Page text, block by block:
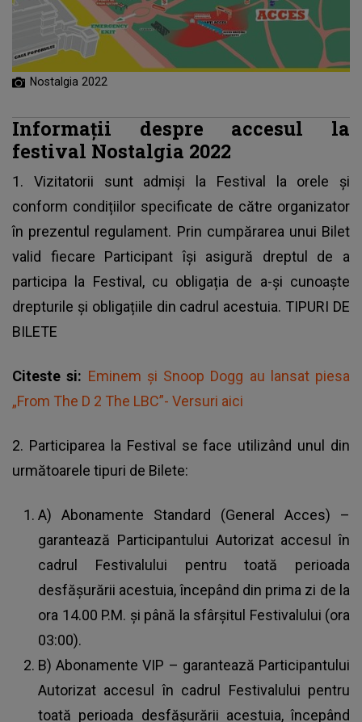
Nostalgia 2022
Informații despre accesul la
festival Nostalgia 2022
1. Vizitatorii sunt admiși la Festival la orele și
conform condițiilor specificate de către organizator
în prezentul regulament. Prin cumpărarea unui Bilet
valid fiecare Participant își asigură dreptul de a
participa la Festival, cu obligația de a-și cunoaște
drepturile și obligațiile din cadrul acestuia. TIPURI DE
BILETE
Citeste si: Eminem și Snoop Dogg au lansat piesa
„From The D 2 The LBC”- Versuri aici
2. Participarea la Festival se face utilizând unul din
următoarele tipuri de Bilete:
A) Abonamente Standard (General Acces) –
garantează Participantului Autorizat accesul în
cadrul Festivalului pentru toată perioada
desfășurării acestuia, începând din prima zi de la
ora 14.00 P.M. și până la sfârșitul Festivalului (ora
03:00).
B) Abonamente VIP – garantează Participantului
Autorizat accesul în cadrul Festivalului pentru
toată perioada desfășurării acestuia, începând